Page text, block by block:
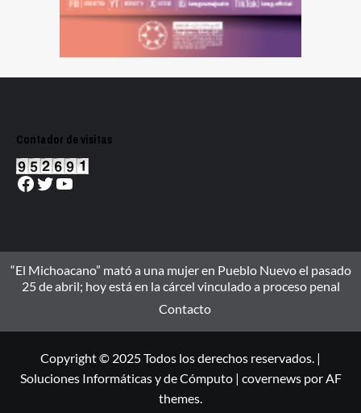
Contador de visitas
Facebook
Twitter
YouTube
“El Michoacano” mató a una mujer en Pueblo Nuevo el pasado
25 de abril; hoy está en la cárcel vinculado a proceso penal
Contacto
Copyright © 2025 Todos los derechos reservados. |
Soluciones Informáticas y de Cómputo | covernewspor AF
themes.